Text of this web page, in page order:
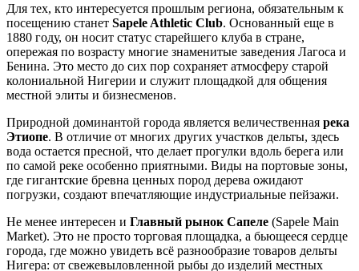
Для тех, кто интересуется прошлым региона, обязательным к
посещению станет Sapele Athletic Club. Основанный еще в
1880 году, он носит статус старейшего клуба в стране,
опережая по возрасту многие знаменитые заведения Лагоса и
Бенина. Это место до сих пор сохраняет атмосферу старой
колониальной Нигерии и служит площадкой для общения
местной элиты и бизнесменов.
Природной доминантой города является величественная река
Этиопе. В отличие от многих других участков дельты, здесь
вода остается пресной, что делает прогулки вдоль берега или
по самой реке особенно приятными. Виды на портовые зоны,
где гигантские бревна ценных пород дерева ожидают
погрузки, создают впечатляющие индустриальные пейзажи.
Не менее интересен и Главный рынок Сапеле (Sapele Main
Market). Это не просто торговая площадка, а бьющееся сердце
города, где можно увидеть всё разнообразие товаров дельты
Нигера: от свежевыловленной рыбы до изделий местных